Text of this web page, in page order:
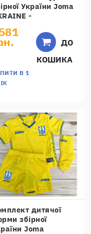
України Joma
-
В 1
ДО
КОШИКА
дитячої
збірної
Joma